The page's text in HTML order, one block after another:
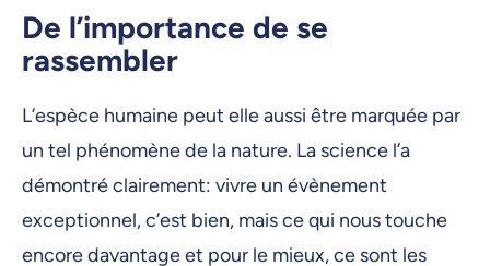
De l’importance de se
rassembler
L’espèce humaine peut elle aussi être marquée par
un tel phénomène de la nature. La science l’a
démontré clairement: vivre un évènement
exceptionnel, c’est bien, mais ce qui nous touche
encore davantage et pour le mieux, ce sont les